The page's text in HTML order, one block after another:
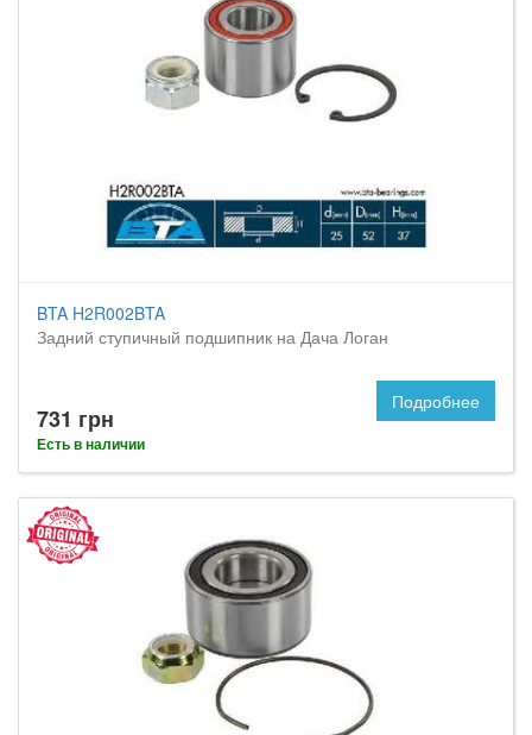
BTA H2R002BTA
Задний ступичный подшипник на Дача Логан
731 грн
Есть в наличии
Подробнее